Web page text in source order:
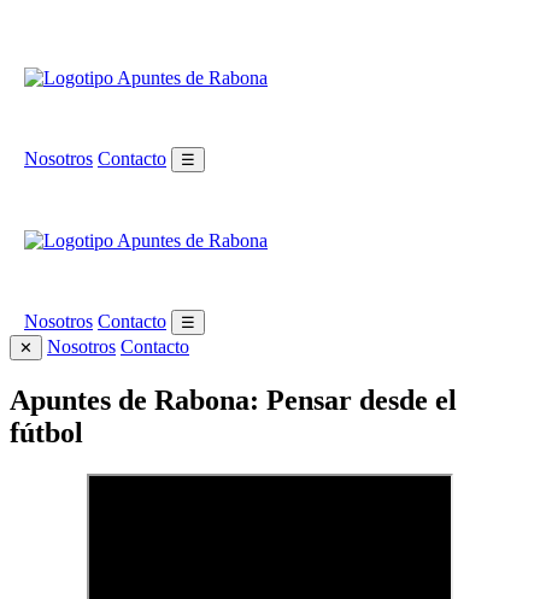
Nosotros Contacto ☰
Nosotros Contacto
☰
✕
Nosotros Contacto
Apuntes de Rabona: Pensar desde el
fútbol